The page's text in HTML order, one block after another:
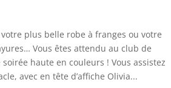
plus belle robe à franges ou votre
Vous êtes attendu au club de
haute en couleurs ! Vous assistez
avec en tête d’affiche Olivia...